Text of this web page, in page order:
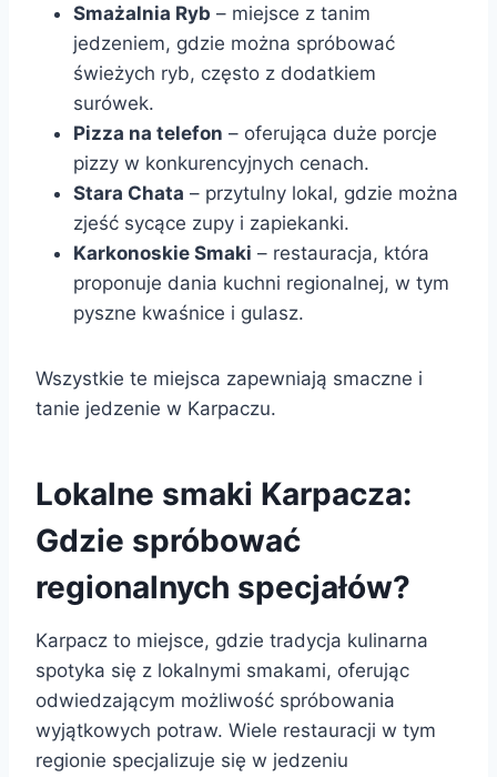
Smażalnia Ryb – miejsce z tanim
jedzeniem, gdzie można spróbować
świeżych ryb, często z dodatkiem
surówek.
Pizza na telefon – oferująca duże porcje
pizzy w konkurencyjnych cenach.
Stara Chata – przytulny lokal, gdzie można
zjeść sycące zupy i zapiekanki.
Karkonoskie Smaki – restauracja, która
proponuje dania kuchni regionalnej, w tym
pyszne kwaśnice i gulasz.
Wszystkie te miejsca zapewniają smaczne i
tanie jedzenie w Karpaczu.
Lokalne smaki Karpacza:
Gdzie spróbować
regionalnych specjałów?
Karpacz to miejsce, gdzie tradycja kulinarna
spotyka się z lokalnymi smakami, oferując
odwiedzającym możliwość spróbowania
wyjątkowych potraw. Wiele restauracji w tym
regionie specjalizuje się w jedzeniu